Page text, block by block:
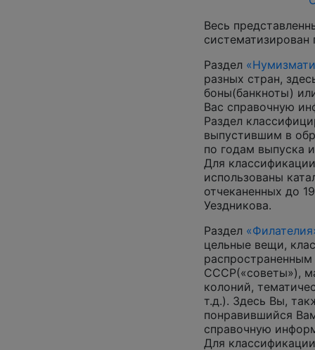
Весь
систематизирован
Раздел
разных стран,
боны(банкноты)
Вас справочную
Раздел
выпустившим в
по годам выпуска
Для
использованы
отчеканенных до
Уездникова.
Раздел
цельные вещи,
СССР(«советы»),
колоний,
т.д.). Здесь Вы,
понравившийся
справочную
Для